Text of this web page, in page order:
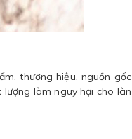
thương hiệu, nguồn gốc
làm nguy hại cho làn